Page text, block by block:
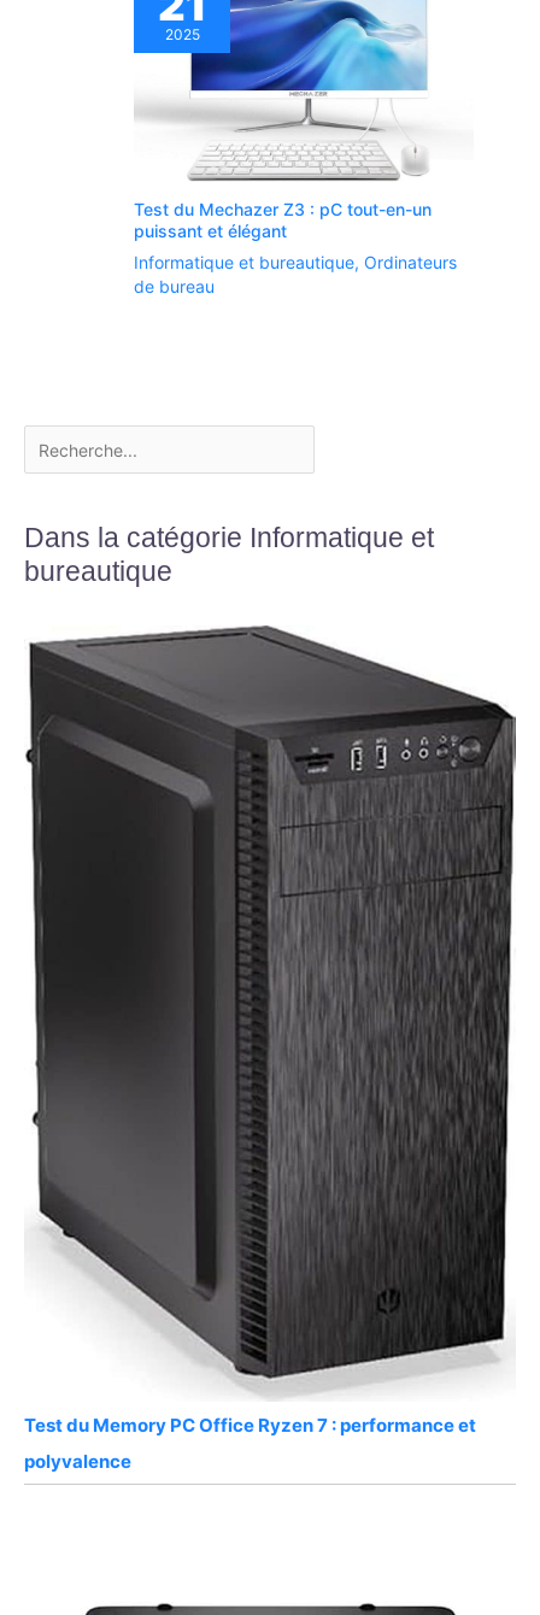
2025
Test du Mechazer Z3 : pC tout-en-un
puissant et élégant
Informatique et bureautique, Ordinateurs
de bureau
Dans la catégorie Informatique et
bureautique
Test du Memory PC Office Ryzen 7 : performance et
polyvalence